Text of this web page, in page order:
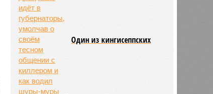
Один из кингисеппских